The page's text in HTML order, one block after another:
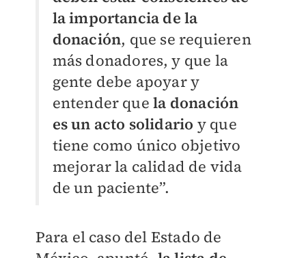
la importancia de la
donación, que se requieren
más donadores, y que la
gente debe apoyar y
entender quela donación
es un acto solidario y que
tiene como único objetivo
mejorar la calidad de vida
de un paciente”.
Para el caso del Estado de